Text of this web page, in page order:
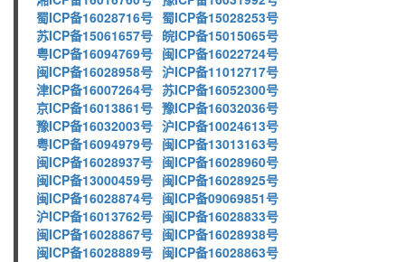
蜀ICP备16028716号 蜀ICP备15028253号
苏ICP备15061657号 皖ICP备15015065号
粤ICP备16094769号 闽ICP备16022724号
闽ICP备16028958号 沪ICP备11012717号
津ICP备16007264号 苏ICP备16052300号
京ICP备16013861号 豫ICP备16032036号
豫ICP备16032003号 沪ICP备10024613号
粤ICP备16094979号 闽ICP备13013163号
闽ICP备16028937号 闽ICP备16028960号
闽ICP备13000459号 闽ICP备16028925号
闽ICP备16028874号 闽ICP备09069851号
沪ICP备16013762号 闽ICP备16028833号
闽ICP备16028867号 闽ICP备16028938号
闽ICP备16028889号 闽ICP备16028863号